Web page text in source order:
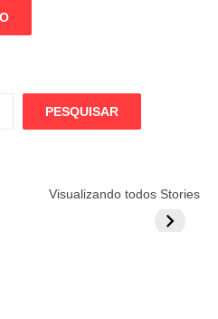
PESQUISAR
Visualizando todos Stories
Globo quer
Lesão
do